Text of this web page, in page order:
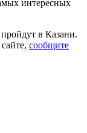
интересных
в Казани.
сообщите